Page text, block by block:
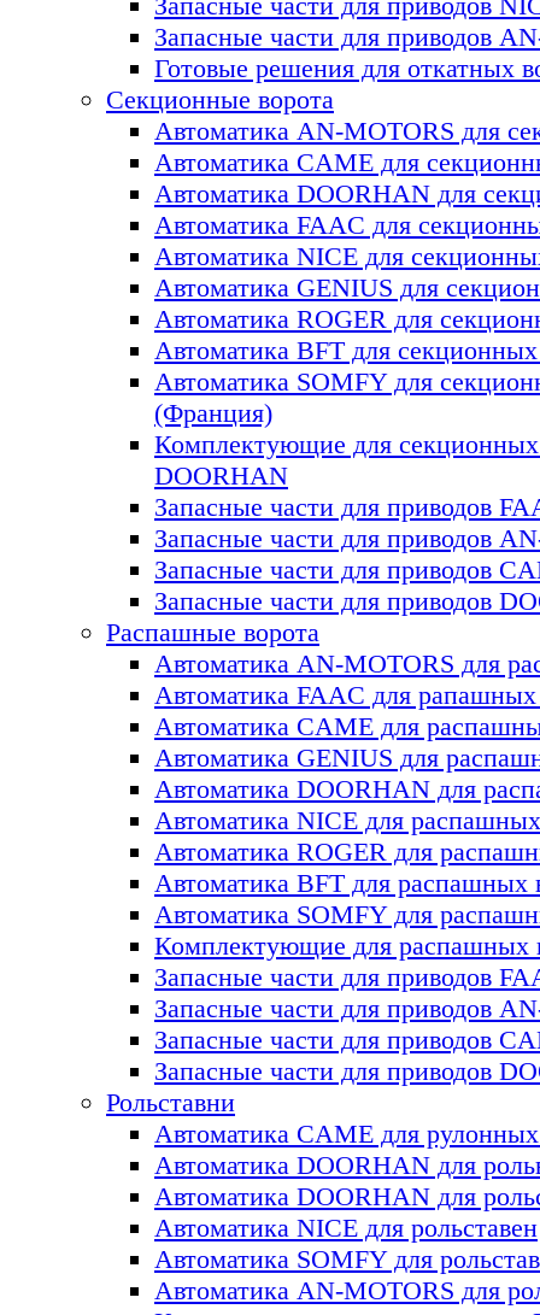
Запасные части для приводов
Готовые решения для откатных
Секционные ворота
Автоматика AN-MOTORS для
Автоматика CAME для
Автоматика DOORHAN для
Автоматика FAAC для
Автоматика NICE для
Автоматика GENIUS для
Автоматика ROGER для
Автоматика BFT для
Автоматика SOMFY для
(Франция)
Комплектующие для секционных
DOORHAN
Запасные части для приводов
Запасные части для приводов
Запасные части для приводов
Запасные части для приводов
Распашные ворота
Автоматика AN-MOTORS для
Автоматика FAAC для рапашных
Автоматика CAME для
Автоматика GENIUS для
Автоматика DOORHAN для
Автоматика NICE для
Автоматика ROGER для
Автоматика BFT для раcпашных
Автоматика SOMFY для
Комплектующие для
Запасные части для приводов
Запасные части для приводов
Запасные части для приводов
Запасные части для приводов
Рольставни
Автоматика CAME для
Автоматика DOORHAN для
Автоматика DOORHAN для
Автоматика NICE для рольставен
Автоматика SOMFY для
Автоматика AN-MOTORS для